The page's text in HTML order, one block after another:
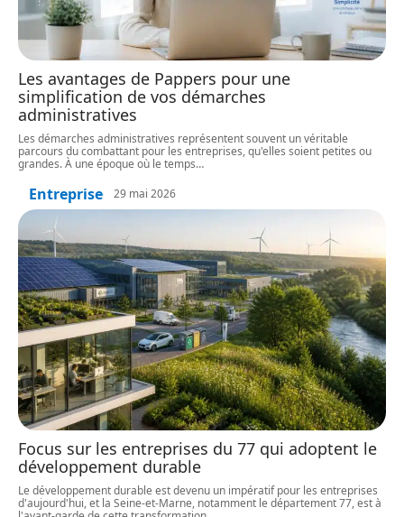
Les avantages de Pappers pour une
simplification de vos démarches
administratives
Les démarches administratives représentent souvent un véritable
parcours du combattant pour les entreprises, qu'elles soient petites ou
grandes. À une époque où le temps…
Entreprise 29 mai 2026
Focus sur les entreprises du 77 qui adoptent le
développement durable
Le développement durable est devenu un impératif pour les entreprises
d'aujourd'hui, et la Seine-et-Marne, notamment le département 77, est à